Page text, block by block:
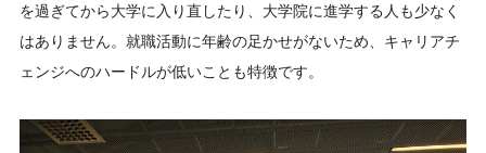
を過ぎてから大学に入り直したり、大学院に進学する人も少なく
はありません。就職活動に年齢の足かせがないため、キャリアチ
ェンジへのハードルが低いことも特徴です。